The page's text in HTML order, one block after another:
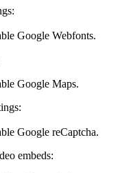
Google Webfonts.
Google Maps.
Google reCaptcha.
embeds: